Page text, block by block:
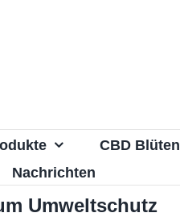
CBD Blüten
Nachrichten
Umweltschutz